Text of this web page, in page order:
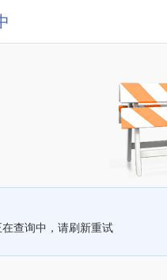
在查询中，请刷新重试